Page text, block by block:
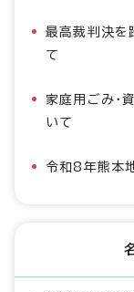
最高裁判決を
て
家庭用ごみ・
いて
令和8年熊本